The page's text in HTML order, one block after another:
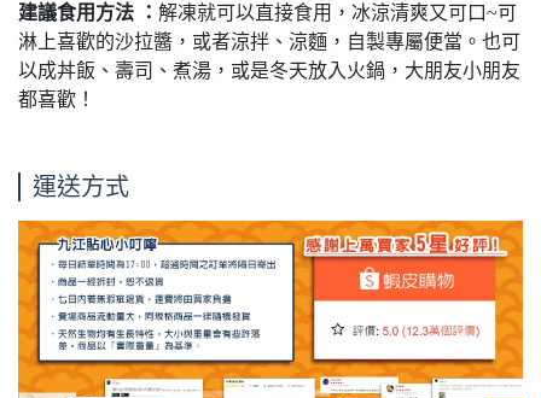
建議食用方法 ： 解凍就可以直接食用，冰涼清爽又可口~可
淋上喜歡的沙拉醬，或者涼拌、涼麵，自製專屬便當。也可
以成丼飯、壽司、煮湯，或是冬天放入火鍋，大朋友小朋友
都喜歡！
運送方式